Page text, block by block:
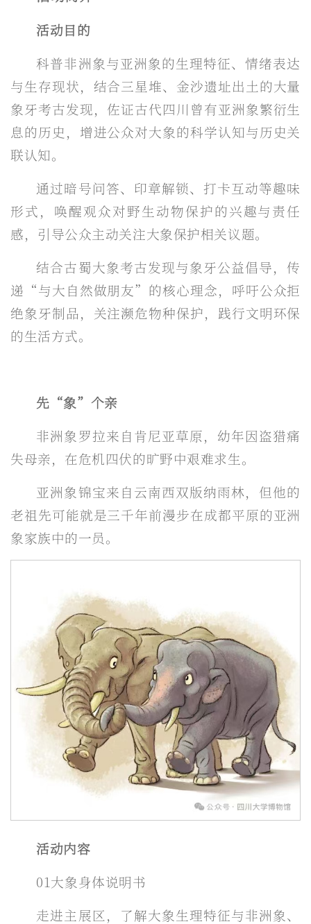
活动目的
科普非洲象与亚洲象的生理特征、情绪表达
与生存现状，结合三星堆、金沙遗址出土的大量
象牙考古发现，佐证古代四川曾有亚洲象繁衍生
息的历史，增进公众对大象的科学认知与历史关
联认知。
通过暗号问答、印章解锁、打卡互动等趣味
形式，唤醒观众对野生动物保护的兴趣与责任
感，引导公众主动关注大象保护相关议题。
结合古蜀大象考古发现与象牙公益倡导，传
递“与大自然做朋友”的核心理念，呼吁公众拒
绝象牙制品，关注濒危物种保护，践行文明环保
的生活方式。
先“象”个亲
非洲象罗拉来自肯尼亚草原，幼年因盗猎痛
失母亲，在危机四伏的旷野中艰难求生。
亚洲象锦宝来自云南西双版纳雨林，但他的
老祖先可能就是三千年前漫步在成都平原的亚洲
象家族中的一员。
活动内容
01大象身体说明书
走进主展区，了解大象生理特征与非洲象、